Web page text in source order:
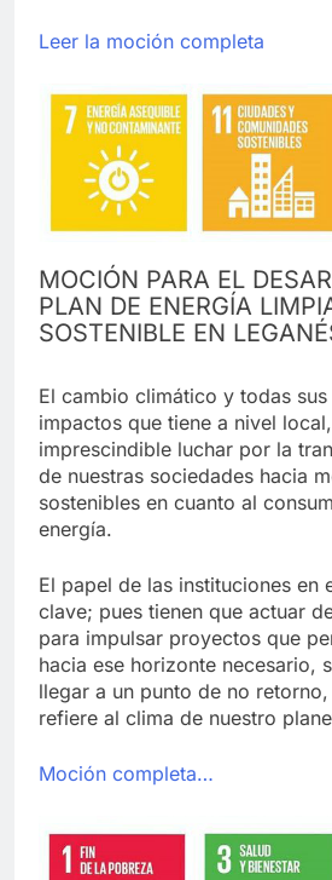
Leer la moción completa
MOCIÓN PARA EL
PLAN DE ENERGÍA
SOSTENIBLE EN
El cambio climático y todas
impactos que tiene a nivel
imprescindible luchar por la
de nuestras sociedades hacia
sostenibles en cuanto al
energía.
El papel de las instituciones en
clave; pues tienen que actuar
para impulsar proyectos que
hacia ese horizonte necesario,
llegar a un punto de no
refiere al clima de nuestro
Moción completa…